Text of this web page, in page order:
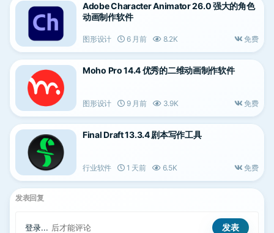
Adobe Character Animator 26.0 强大的角色
动画制作软件
图形设计 6 月前 8.2K 免费
Moho Pro 14.4 优秀的二维动画制作软件
图形设计 9 月前 3.9K 免费
Final Draft 13.3.4 剧本写作工具
行业软件 1 天前 6.5K 免费
发表回复
登录... 后才能评论